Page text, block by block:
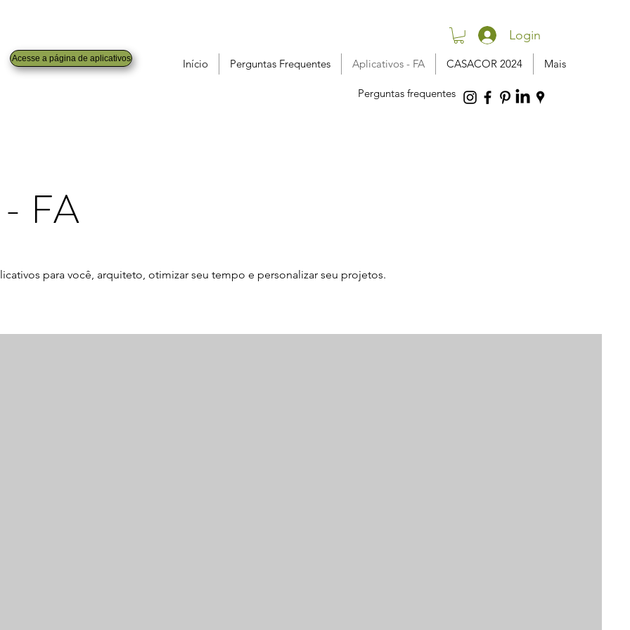
Login
Acesse a página de aplicativos Início Perguntas Frequentes Aplicativos - FA CASACOR 2024 Mais
Perguntas frequentes
FA
para você, arquiteto, otimizar seu tempo e personalizar seu projetos.